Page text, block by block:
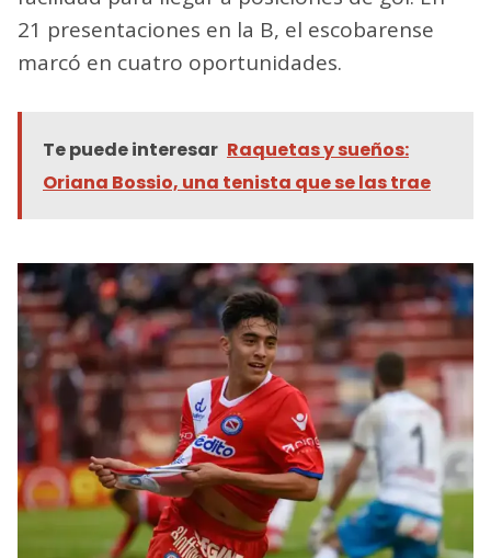
21 presentaciones en la B, el escobarense
marcó en cuatro oportunidades.
Te puede interesar Raquetas y sueños:
Oriana Bossio, una tenista que se las trae